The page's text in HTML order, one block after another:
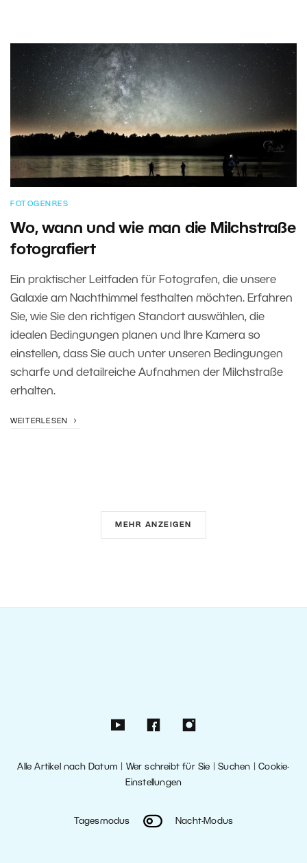
FOTOGENRES
Wo, wann und wie man die Milchstraße
fotografiert
Ein praktischer Leitfaden für Fotografen, die unsere
Galaxie am Nachthimmel festhalten möchten. Erfahren
Sie, wie Sie den richtigen Standort auswählen, die
idealen Bedingungen planen und Ihre Kamera so
einstellen, dass Sie auch unter unseren Bedingungen
scharfe und detailreiche Aufnahmen der Milchstraße
erhalten.
WEITERLESEN
MEHR ANZEIGEN
Alle Artikel nach Datum Wer schreibt für Sie |Suchen |Cookie-
Einstellungen
Tagesmodus Nacht-Modus